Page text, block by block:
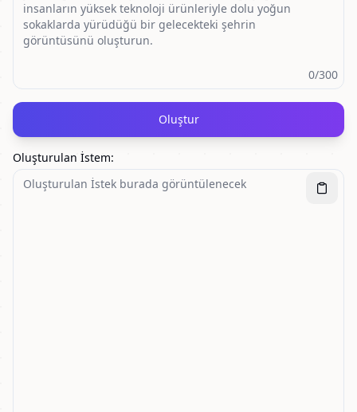
0/300
Oluştur
Oluşturulan İstem: